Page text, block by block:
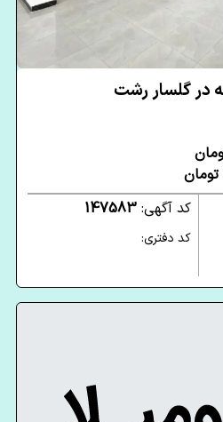
کد آگهی: 147583
کد دفتری: